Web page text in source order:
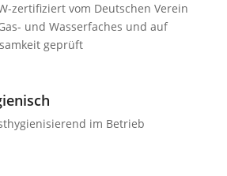
zertifiziert vom Deutschen Verein
und Wasserfaches und auf
geprüft
im Betrieb